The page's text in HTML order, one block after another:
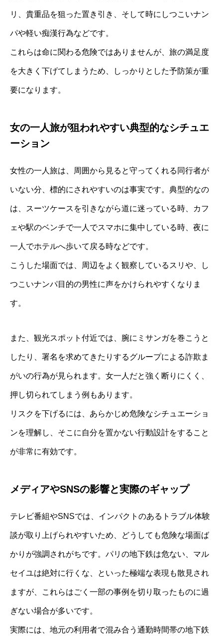
リ、貴重品を狙った置き引き、そして時にしつこいナン
パや軽い痴漢行為などです。
これらは命に関わる危険ではありませんが、旅の満足度
を大きく下げてしまうため、しっかりとした予防策が重
要になります。
女の一人旅が狙われやすい典型的なシチュエ
ーション
女性の一人旅は、周囲から見ると守ってくれる同行者が
いない分、標的にされやすいのは事実です。典型的なの
は、スーツケースを引きながら道に迷っている時、カフ
ェや駅のベンチで一人でスマホに集中している時、夜に
一人でホテルへ歩いて戻る時などです。
こうした場面では、周辺をよく観察しているスリや、し
つこいナンパ目的の男性に声をかけられやすくなりま
す。
また、観光スポット付近では、腕にミサンガを巻こうと
したり、署名を求めてきたりするグループによる詐欺ま
がいの行為が見られます。女一人だと強く断りにくく、
押し切られてしまう例もあります。
リスクを下げるには、あらかじめ危険なシチュエーショ
ンを理解し、そこに自分を置かない行動設計をすること
が非常に有効です。
メディアやSNSの影響と実際のギャップ
テレビ番組やSNSでは、インパクトのあるトラブル体験
談が取り上げられやすいため、どうしても危険な場面ば
かりが強調されがちです。パリの地下鉄は危ない、マル
セイユは絶対に行くな、といった極端な表現も散見され
ますが、これらはごく一部の事例を切り取ったものに過
ぎない場合が多いです。
実際には、地元の利用者で混み合う通勤時間帯の地下鉄